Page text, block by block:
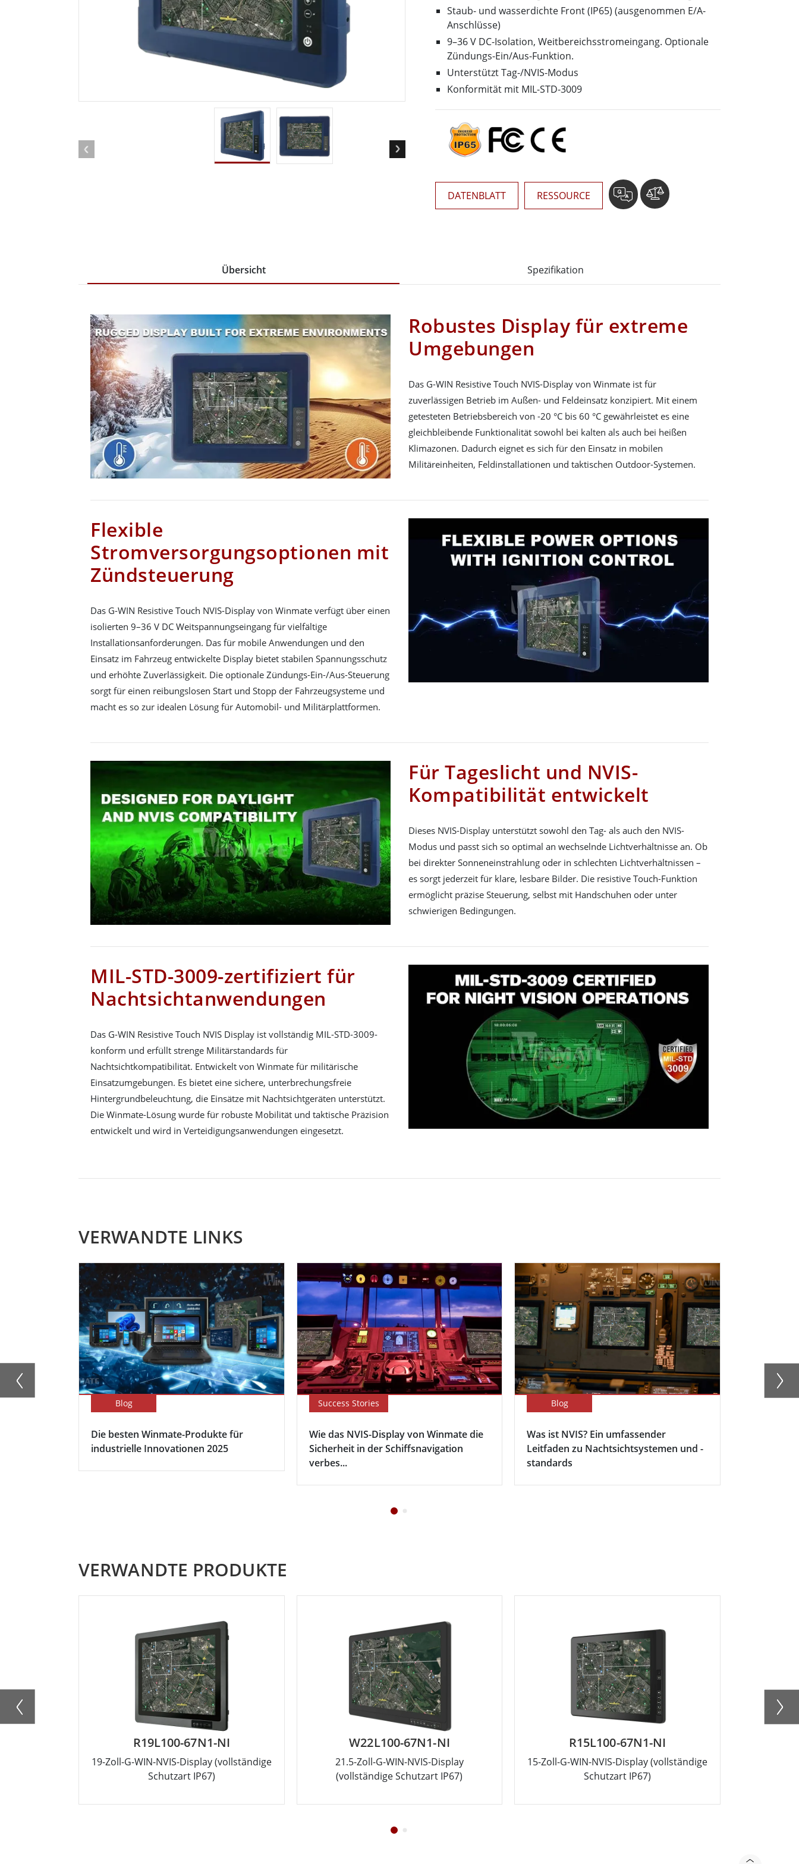
Android Fahrzeugmontierte Computer
Tablet für Fahrzeugmontierte
Funk-Gateway
Panel-PCs für das Gesundheitswesen
Display für das Gesundheitswesen
More
Robuster Roboter- Öl und Gas, ATEX-Klasse
Robuster ATEX-Handheld
KI-Computer
Edge AI Panel-PCs
Edge-KI-Computing
Edelstahlqualität
Edelstahl-Panel-PCs
Edelstahldisplay
Staub- und wasserdichte Front (IP65) (ausgenommen E/A-
Anschlüsse)
9–36 V DC-Isolation, Weitbereichsstromeingang. Optionale
Zündungs-Ein/Aus-Funktion.
Unterstützt Tag-/NVIS-Modus
Konformität mit MIL-STD-3009
DATENBLATT RESSOURCE
Übersicht Spezifikation
Robustes Display für extreme
Umgebungen
Das G-WIN Resistive Touch NVIS-Display von Winmate ist für
zuverlässigen Betrieb im Außen- und Feldeinsatz konzipiert. Mit einem
getesteten Betriebsbereich von -20 °C bis 60 °C gewährleistet es eine
gleichbleibende Funktionalität sowohl bei kalten als auch bei heißen
Klimazonen. Dadurch eignet es sich für den Einsatz in mobilen
Militäreinheiten, Feldinstallationen und taktischen Outdoor-Systemen.
Flexible
Stromversorgungsoptionen mit
Zündsteuerung
Das G-WIN Resistive Touch NVIS-Display von Winmate verfügt über einen
isolierten 9–36 V DC Weitspannungseingang für vielfältige
Installationsanforderungen. Das für mobile Anwendungen und den
Einsatz im Fahrzeug entwickelte Display bietet stabilen Spannungsschutz
und erhöhte Zuverlässigkeit. Die optionale Zündungs-Ein-/Aus-Steuerung
sorgt für einen reibungslosen Start und Stopp der Fahrzeugsysteme und
macht es so zur idealen Lösung für Automobil- und Militärplattformen.
Für Tageslicht und NVIS-
Kompatibilität entwickelt
Dieses NVIS-Display unterstützt sowohl den Tag- als auch den NVIS-
Modus und passt sich so optimal an wechselnde Lichtverhältnisse an. Ob
bei direkter Sonneneinstrahlung oder in schlechten Lichtverhältnissen –
es sorgt jederzeit für klare, lesbare Bilder. Die resistive Touch-Funktion
ermöglicht präzise Steuerung, selbst mit Handschuhen oder unter
schwierigen Bedingungen.
MIL-STD-3009-zertifiziert für
Nachtsichtanwendungen
Das G-WIN Resistive Touch NVIS Display ist vollständig MIL-STD-3009-
konform und erfüllt strenge Militärstandards für
Nachtsichtkompatibilität. Entwickelt von Winmate für militärische
Einsatzumgebungen. Es bietet eine sichere, unterbrechungsfreie
Hintergrundbeleuchtung, die Einsätze mit Nachtsichtgeräten unterstützt.
Die Winmate-Lösung wurde für robuste Mobilität und taktische Präzision
entwickelt und wird in Verteidigungsanwendungen eingesetzt.
VERWANDTE LINKS
Blog
Die besten Winmate-Produkte für
industrielle Innovationen 2025
Success Stories
Wie das NVIS-Display von Winmate die
Sicherheit in der Schiffsnavigation
verbes...
Blog
Was ist NVIS? Ein umfassender
Leitfaden zu Nachtsichtsystemen und -
standards
VERWANDTE PRODUKTE
R19L100-67N1-NI
19-Zoll-G-WIN-NVIS-Display (vollständige
Schutzart IP67)
W22L100-67N1-NI
21.5-Zoll-G-WIN-NVIS-Display
(vollständige Schutzart IP67)
R15L100-67N1-NI
15-Zoll-G-WIN-NVIS-Display (vollständige
Schutzart IP67)